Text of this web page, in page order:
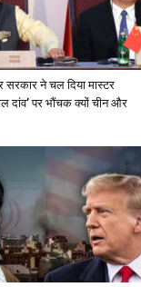
ने चल दिया मास्टर
दांव’ पर भौंचक क्यों चीन और